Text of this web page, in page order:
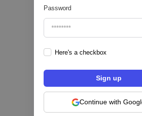
Password
Here's a checkbox
Continue with
Los bancos se están
categorías frente a la IA |